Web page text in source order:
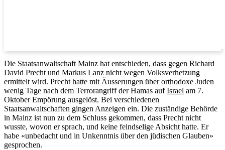
Die Staatsanwaltschaft Mainz hat entschieden, dass gegen Richard
David Precht und Markus Lanz nicht wegen Volksverhetzung
ermittelt wird. Precht hatte mit Äusserungen über orthodoxe Juden
wenig Tage nach dem Terrorangriff der Hamas aufIsrael am 7.
Oktober Empörung ausgelöst. Bei verschiedenen
Staatsanwaltschaften gingen Anzeigen ein. Die zuständige Behörde
in Mainz ist nun zu dem Schluss gekommen, dass Precht nicht
wusste, wovon er sprach, und keine feindselige Absicht hatte. Er
habe «unbedacht und in Unkenntnis über den jüdischen Glauben»
gesprochen.